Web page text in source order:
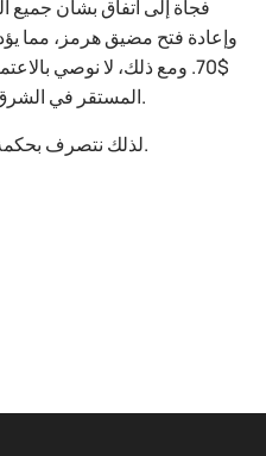
فجأة إلى اتفاق بشأن جميع
وإعادة فتح مضيق هرمز، مما
$70. ومع ذلك، لا نوصي
المستقر في الشرق الأوسط لا يزال احتمالًا بعيدًا جدًا.
لذلك نتصرف بحكمة ونتجنب المخاطر غير الضرورية.